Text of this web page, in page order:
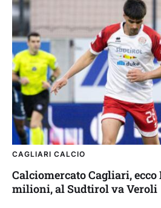
CAGLIARI CALCIO
Calciomercato Cagliari,
milioni, al Sudtirol va Veroli